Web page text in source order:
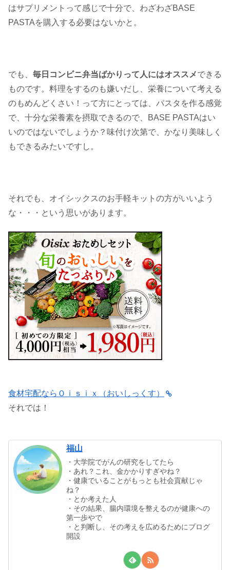
はサプリメントって感じで十分で、わざわざBASE
PASTAを購入する必要はないかと。
でも、 毎日コンビニ弁当ばかりって人にはオススメできる
ものです。料理をするのも嫌いだし、栄養について考える
のもめんどくさい！って方にとっては、パスタを作る感覚
で、十分な栄養素を摂取できるので、BASE PASTAはい
いのではないでしょうか？味付け次第で、かなり美味しく
もできるみたいですし。
それでも、オイシックスのお手軽キットの方がいいよう
な・・・という思いがあります。
食材宅配ならＯｉｓｉｘ（おいしっくす）
それでは！
福山
・大学院でがんの研究をしてたら
・あれ？これ、金かかりすぎやね？
・健康でいることがもっとも社会貢献じゃ
ね？
・とか考えた人
・その結果、腸内環境を整えるのが健康への
第一歩やで
・と判断し、その考えを広めるためにブログ
開設